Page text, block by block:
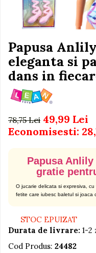
Jucarii de baie
Seturi de frumusete
Caluti balansoar
Interactive, educative
muzicale
Ateliere si unelte
Blocuri de constructie
Covorase de dans
De plus
Fotolii gonflabile
Jocuri sportive
Jucarii educative din
Ingrijire cosmetica
Perioada Alaptarii
Perioada Sarcinii
Pompe de san
Sisteme De Purtare
Papusa
eleganta si
dans in
78,75 Lei 49,99 Lei
Economisesti:
Papusa
gratie
O jucarie delicata si expresiva,
fetite care iubesc baletul si joaca
STOC EPUIZAT
Durata de livrare: 1-2
Cod Produs: 24482